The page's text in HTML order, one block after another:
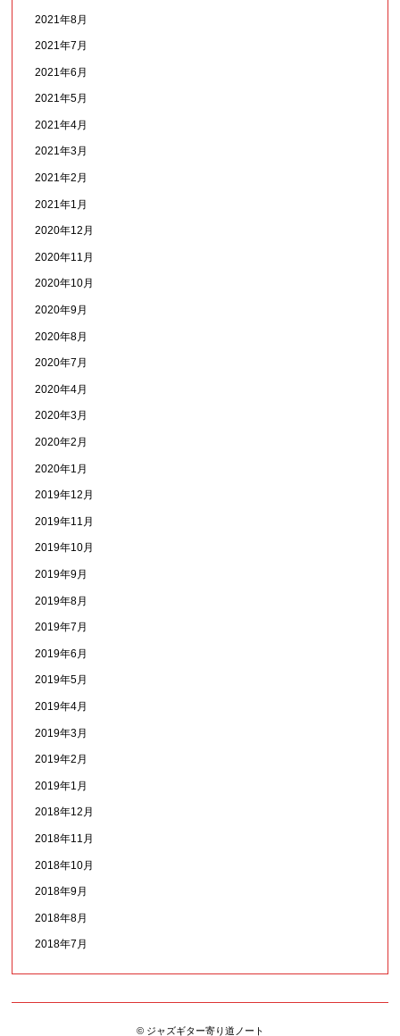
2021年8月
2021年7月
2021年6月
2021年5月
2021年4月
2021年3月
2021年2月
2021年1月
2020年12月
2020年11月
2020年10月
2020年9月
2020年8月
2020年7月
2020年4月
2020年3月
2020年2月
2020年1月
2019年12月
2019年11月
2019年10月
2019年9月
2019年8月
2019年7月
2019年6月
2019年5月
2019年4月
2019年3月
2019年2月
2019年1月
2018年12月
2018年11月
2018年10月
2018年9月
2018年8月
2018年7月
© ジャズギター寄り道ノート